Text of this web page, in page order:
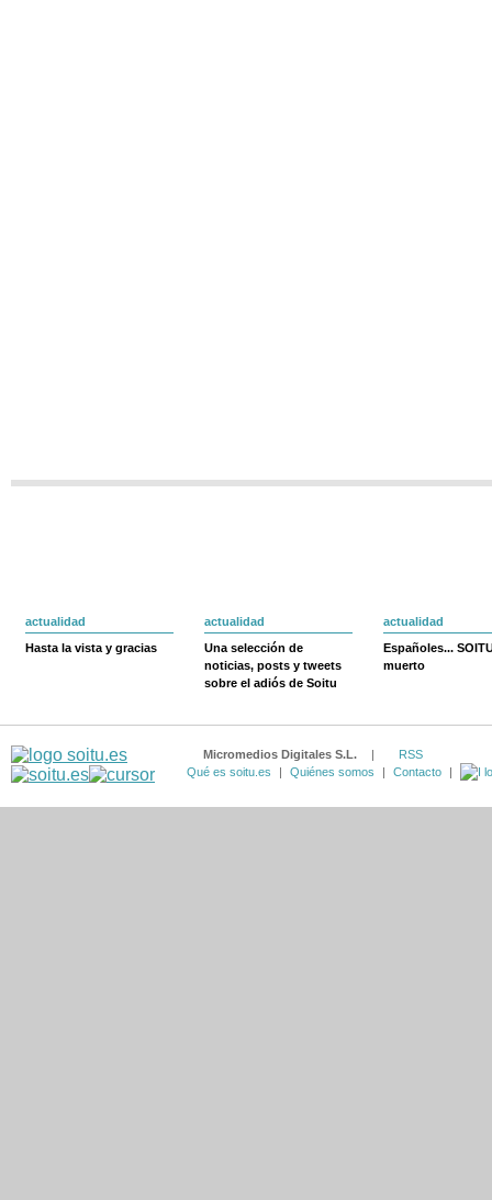
actualidad
Hasta la vista y gracias
actualidad
Una selección de
noticias, posts y tweets
sobre el adiós de Soitu
actualidad
Españoles...
muerto
Micromedios Digitales S.L. |
RSS
Qué es soitu.es
| Quiénes somos | Contacto |